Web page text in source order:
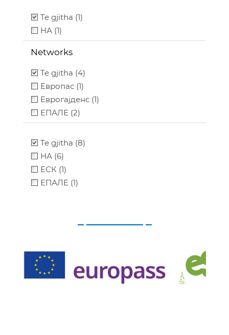
Te gjitha (1)
НА (1)
Networks
Te gjitha (4)
Европас (1)
Еврогајденс (1)
ЕПАЛЕ (2)
Te gjitha (8)
НА (6)
ЕСК (1)
ЕПАЛЕ (1)
_ __________ _